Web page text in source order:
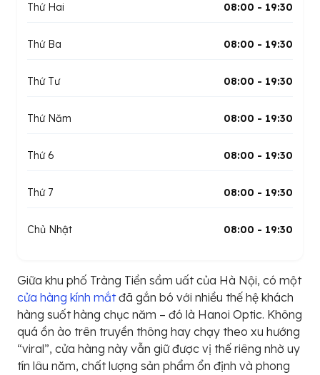
Thứ Hai 08:00 - 19:30
Thứ Ba 08:00 - 19:30
Thứ Tư 08:00 - 19:30
Thứ Năm 08:00 - 19:30
Thứ 6 08:00 - 19:30
Thứ 7 08:00 - 19:30
Chủ Nhật 08:00 - 19:30
Giữa khu phố Tràng Tiền sầm uất của Hà Nội, có một
cửa hàng kính mắtđã gắn bó với nhiều thế hệ khách
hàng suốt hàng chục năm – đó là Hanoi Optic. Không
quá ồn ào trên truyền thông hay chạy theo xu hướng
“viral”, cửa hàng này vẫn giữ được vị thế riêng nhờ uy
tín lâu năm, chất lượng sản phẩm ổn định và phong